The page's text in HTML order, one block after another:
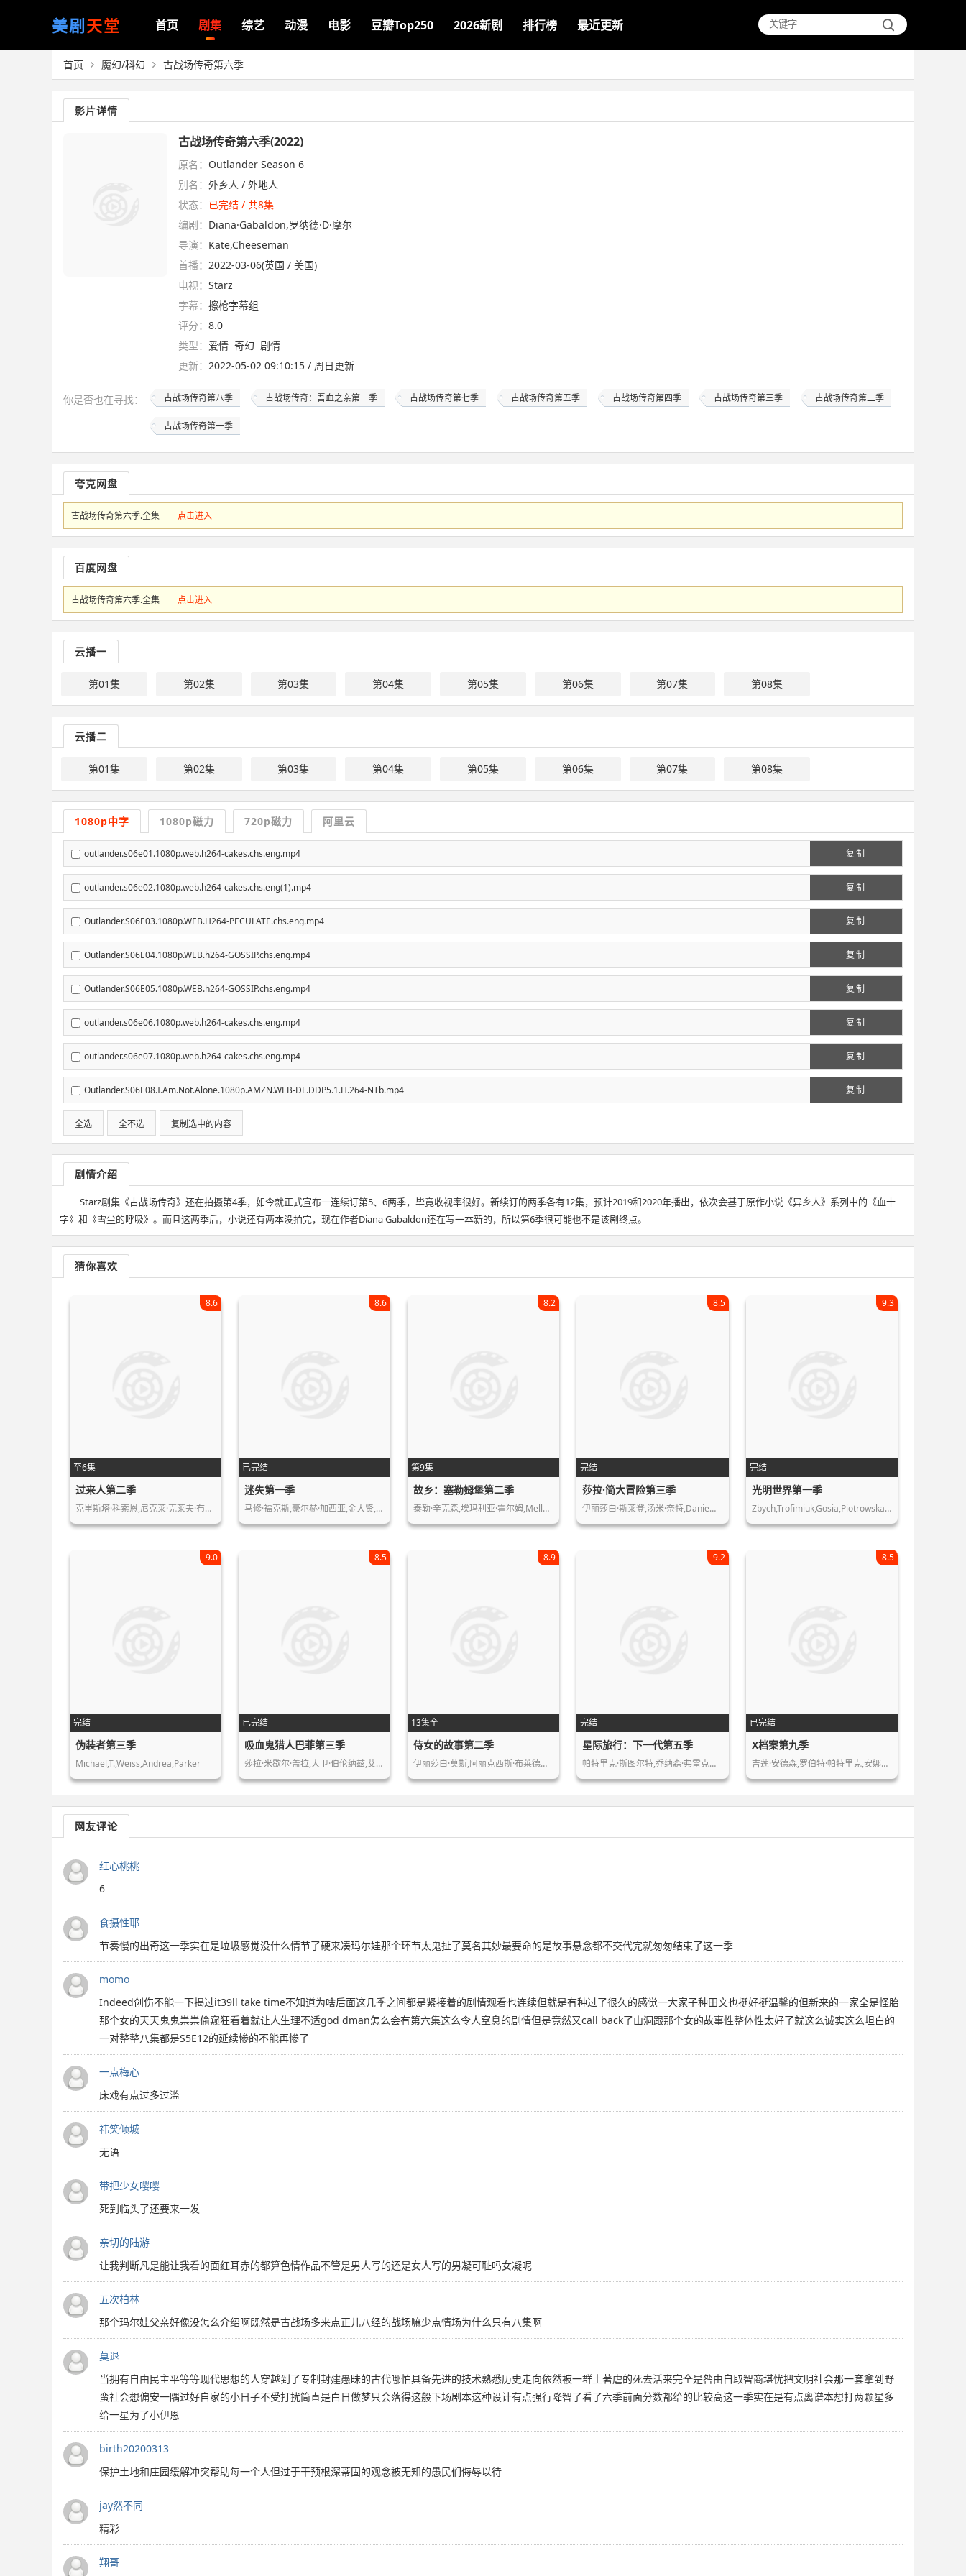
美剧天堂 首页 剧集 综艺 动漫 电影 豆瓣Top250 2026新剧 排行榜 最近更新
首页 魔幻/科幻 古战场传奇第六季
影片详情
古战场传奇第六季(2022)
原名： Outlander Season 6
别名： 外乡人 / 外地人
状态： 已完结 / 共8集
编剧： Diana·Gabaldon,罗纳德·D·摩尔
导演： Kate,Cheeseman
首播： 2022-03-06(英国 / 美国)
电视： Starz
字幕： 擦枪字幕组
评分： 8.0
类型： 爱情 奇幻 剧情
更新： 2022-05-02 09:10:15 / 周日更新
你是否也在寻找： 古战场传奇第八季 古战场传奇：吾血之亲第一季 古战场传奇第七季 古战场传奇第五季 古战场传奇第四季 古战场传奇第三季 古战场传奇第二季
古战场传奇第一季
夸克网盘
古战场传奇第六季.全集 点击进入
百度网盘
古战场传奇第六季.全集 点击进入
云播一
第01集 第02集 第03集 第04集 第05集 第06集 第07集 第08集
云播二
第01集 第02集 第03集 第04集 第05集 第06集 第07集 第08集
1080p中字 1080p磁力 720p磁力 阿里云
复制
outlander.s06e01.1080p.web.h264-cakes.chs.eng.mp4
复制
outlander.s06e02.1080p.web.h264-cakes.chs.eng(1).mp4
复制
Outlander.S06E03.1080p.WEB.H264-PECULATE.chs.eng.mp4
复制
Outlander.S06E04.1080p.WEB.h264-GOSSIP.chs.eng.mp4
复制
Outlander.S06E05.1080p.WEB.h264-GOSSIP.chs.eng.mp4
复制
outlander.s06e06.1080p.web.h264-cakes.chs.eng.mp4
复制
outlander.s06e07.1080p.web.h264-cakes.chs.eng.mp4
复制
Outlander.S06E08.I.Am.Not.Alone.1080p.AMZN.WEB-DL.DDP5.1.H.264-NTb.mp4
全选 全不选 复制选中的内容
剧情介绍
Starz剧集《古战场传奇》还在拍摄第4季，如今就正式宣布一连续订第5、6两季，毕竟收视率很好。新续订的两季各有12集，预计2019和2020年播出，依次会基于原作小说《异乡人》系列中的《血十
字》和《雪尘的呼吸》。而且这两季后，小说还有两本没拍完，现在作者Diana Gabaldon还在写一本新的，所以第6季很可能也不是该剧终点。
猜你喜欢
至6集
8.6
过来人第二季
克里斯塔·科索恩,尼克莱·克莱夫·布…
已完结
8.6
迷失第一季
马修·福克斯,豪尔赫·加西亚,金大贤,…
第9集
8.2
故乡：塞勒姆堡第二季
泰勒·辛克森,埃玛利亚·霍尔姆,Mell…
完结
8.5
莎拉·简大冒险第三季
伊丽莎白·斯莱登,汤米·奈特,Danie…
完结
9.3
光明世界第一季
Zbych,Trofimiuk,Gosia,Piotrowska,Bri…
完结
9.0
伪装者第三季
Michael,T.,Weiss,Andrea,Parker
已完结
8.5
吸血鬼猎人巴菲第三季
莎拉·米歇尔·盖拉,大卫·伯伦纳兹,艾…
13集全
8.9
侍女的故事第二季
伊丽莎白·莫斯,阿丽克西斯·布莱德尔…
完结
9.2
星际旅行：下一代第五季
帕特里克·斯图尔特,乔纳森·弗雷克斯…
已完结
8.5
X档案第九季
吉莲·安德森,罗伯特·帕特里克,安娜贝…
网友评论
红心桃桃
6
食摄性耶
节奏慢的出奇这一季实在是垃圾感觉没什么情节了硬来凑玛尔娃那个环节太鬼扯了莫名其妙最要命的是故事悬念都不交代完就匆匆结束了这一季
momo
Indeed创伤不能一下揭过it39ll take time不知道为啥后面这几季之间都是紧接着的剧情观看也连续但就是有种过了很久的感觉一大家子种田文也挺好挺温馨的但新来的一家全是怪胎
那个女的天天鬼鬼祟祟偷窥狂看着就让人生理不适god dman怎么会有第六集这么令人窒息的剧情但是竟然又call back了山洞跟那个女的故事性整体性太好了就这么诚实这么坦白的
一对整整八集都是S5E12的延续惨的不能再惨了
一点梅心
床戏有点过多过滥
祎笑倾城
无语
带把少女嘤嘤
死到临头了还要来一发
亲切的陆游
让我判断凡是能让我看的面红耳赤的都算色情作品不管是男人写的还是女人写的男凝可耻吗女凝呢
五次柏林
那个玛尔娃父亲好像没怎么介绍啊既然是古战场多来点正儿八经的战场嘛少点情场为什么只有八集啊
莫退
当拥有自由民主平等等现代思想的人穿越到了专制封建愚昧的古代哪怕具备先进的技术熟悉历史走向依然被一群土著虐的死去活来完全是咎由自取智商堪忧把文明社会那一套拿到野
蛮社会想偏安一隅过好自家的小日子不受打扰简直是白日做梦只会落得这般下场剧本这种设计有点强行降智了看了六季前面分数都给的比较高这一季实在是有点离谱本想打两颗星多
给一星为了小伊恩
birth20200313
保护土地和庄园缓解冲突帮助每一个人但过于干预根深蒂固的观念被无知的愚民们侮辱以待
jay然不同
精彩
翔哥